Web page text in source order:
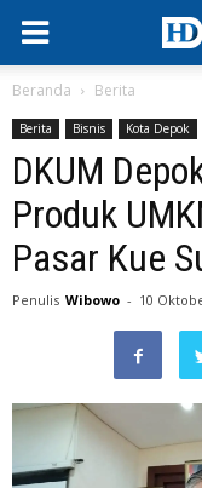
Beranda Berita
Berita Bisnis Kota Depok
DKUM
Produk
Pasar Kue
Penulis Wibowo - 10